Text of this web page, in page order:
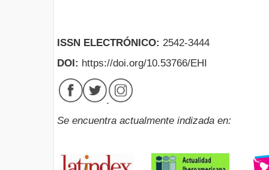
ISSN ELECTRÓNICO: 2542-3444
DOI: https://doi.org/10.53766/EHI
Se encuentra actualmente indizada en: